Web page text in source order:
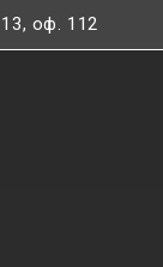
оф. 112